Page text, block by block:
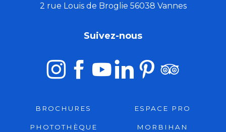
2 rue Louis de Broglie 56038 Vannes
Suivez-nous
BROCHURES ESPACE PRO
PHOTOTHÈQUE
MORBIHAN